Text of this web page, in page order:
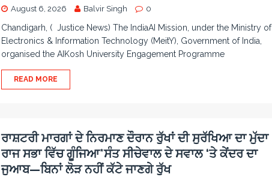
August 6, 2026 Balvir Singh 0
Chandigarh, ( Justice News) The IndiaAI Mission, under the Ministry of
Electronics & Information Technology (MeitY), Government of India,
organised the AIKosh University Engagement Programme
READ MORE
ਰਾਸ਼ਟਰੀ ਮਾਰਗਾਂ ਦੇ ਨਿਰਮਾਣ ਦੌਰਾਨ ਰੁੱਖਾਂ ਦੀ ਸੁਰੱਖਿਆ ਦਾ ਮੁੱਦਾ
ਰਾਜ ਸਭਾ ਵਿੱਚ ਗੂੰਜਿਆ*ਸੰਤ ਸੀਚੇਵਾਲ ਦੇ ਸਵਾਲ ‘ਤੇ ਕੇਂਦਰ ਦਾ
ਜੁਆਬ—ਬਿਨਾਂ ਲੋੜ ਨਹੀਂ ਕੱਟੇ ਜਾਣਗੇ ਰੁੱਖ